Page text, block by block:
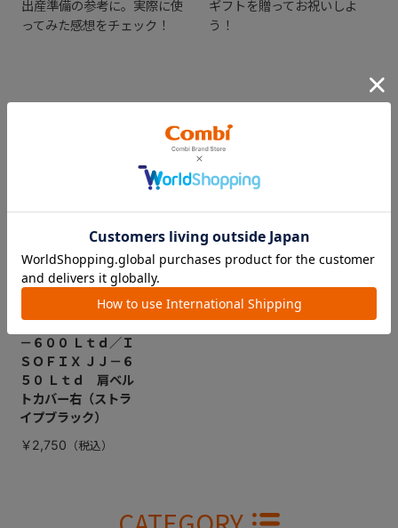
出産準備の参考に。実際に使
ってみた感想をチェック！
ギフトを贈ってお祝いしよ
う！
CHECKED ITEM
最近見た商品
クルムーヴスマート
エッグショック ＪＪ
－６００ Ｌｔｄ／Ｉ
ＳＯＦＩＸ ＪＪ－６
５０ Ｌｔｄ 肩ベル
トカバー右（ストラ
イプブラック）
￥2,750